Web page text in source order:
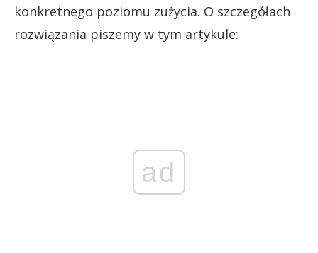
konkretnego poziomu zużycia. O szczegółach
rozwiązania piszemy w tym artykule:
ad